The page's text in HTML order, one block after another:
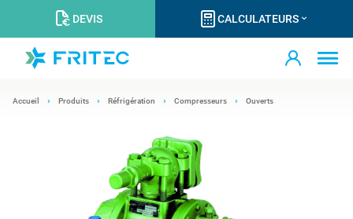
DEVIS CALCULATEURS
Accueil Produits Réfrigération Compresseurs Ouverts